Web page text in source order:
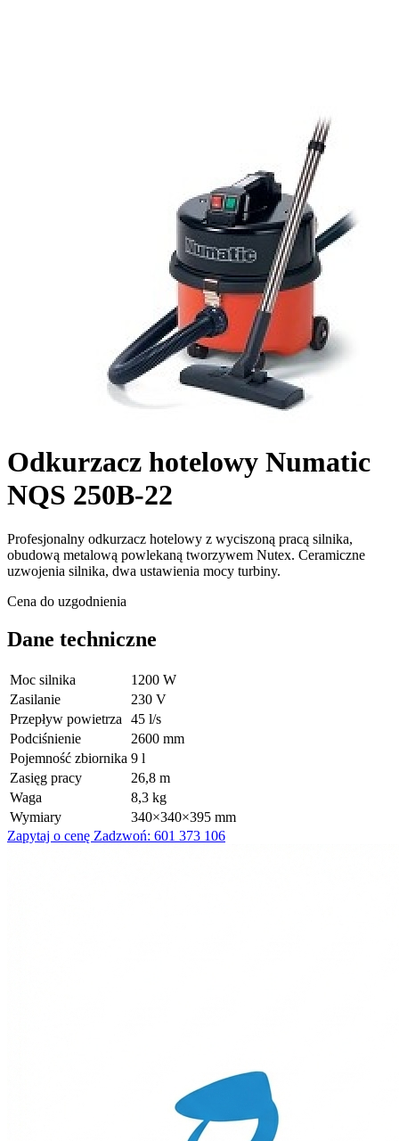
Odkurzacz hotelowy Numatic
NQS 250B-22
Profesjonalny odkurzacz hotelowy z wyciszoną pracą silnika,
obudową metalową powlekaną tworzywem Nutex. Ceramiczne
uzwojenia silnika, dwa ustawienia mocy turbiny.
Cena do uzgodnienia
Dane techniczne
Moc silnika
1200 W
Zasilanie
230 V
Przepływ powietrza
45 l/s
Podciśnienie
2600 mm
Pojemność zbiornika 9 l
Zasięg pracy
26,8 m
Waga
8,3 kg
Wymiary
340×340×395 mm
Zapytaj o cenę Zadzwoń: 601 373 106